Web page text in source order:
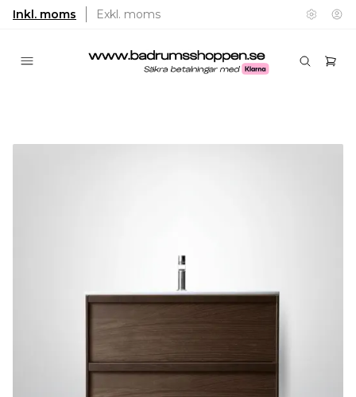
Inkl. moms Exkl. moms